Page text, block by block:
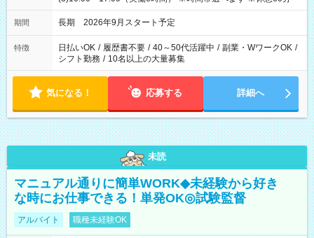
期間 長期 2026年9月スタート予定
特徴 日払いOK / 履歴書不要 / 40～50代活躍中 / 副業・WワークOK /
シフト勤務 / 10名以上の大量募集
気になる！ 応募する 詳細へ
未読
マニュアル通りに簡単WORK◆未経験から好き
な時にお仕事できる！単発OK◎試験監督
アルバイト 職種未経験OK